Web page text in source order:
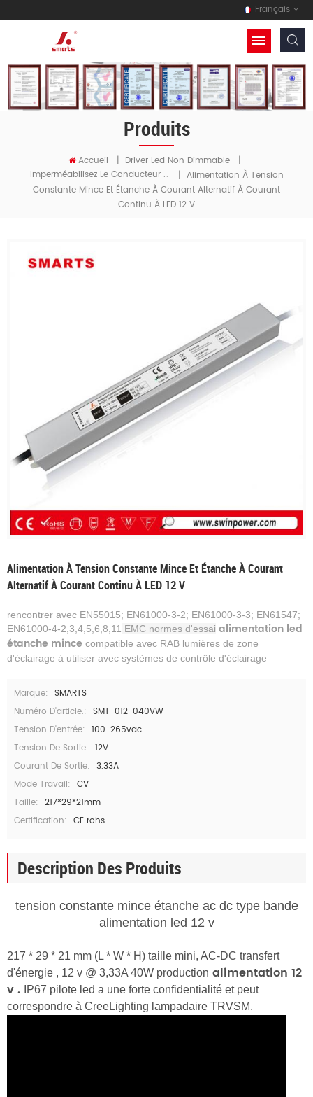
Français
Produits
Accueil | Driver Led Non Dimmable
|
Imperméabilisez Le Conducteur Mené De Tension Constante
| Alimentation À Tension
Constante Mince Et Étanche À Courant Alternatif À Courant
Continu À LED 12 V
Alimentation À Tension Constante Mince Et Étanche À Courant
Alternatif À Courant Continu À LED 12 V
rencontrer avec EN55015; EN61000-3-2; EN61000-3-3; EN61547;
EN61000-4-2,3,4,5,6,8,11 EMC normes d'essai alimentation led
étanche mince compatible avec RAB lumières de zone
d'éclairage à utiliser avec systèmes de contrôle d'éclairage
Marque: SMARTS
Numéro D'article.: SMT-012-040VW
Tension D'entrée: 100-265vac
Tension De Sortie: 12V
Courant De Sortie: 3.33A
Mode Travail: CV
Taille: 217*29*21mm
Certification: CE rohs
Description Des Produits
tension constante mince étanche ac dc type bande
alimentation led 12 v
217 * 29 * 21 mm (L * W * H) taille mini, AC-DC transfert
d'énergie , 12 v @ 3,33A 40W production alimentation 12
v.
IP67 pilote led a une forte confidentialité et peut
correspondre à CreeLighting lampadaire TRVSM.